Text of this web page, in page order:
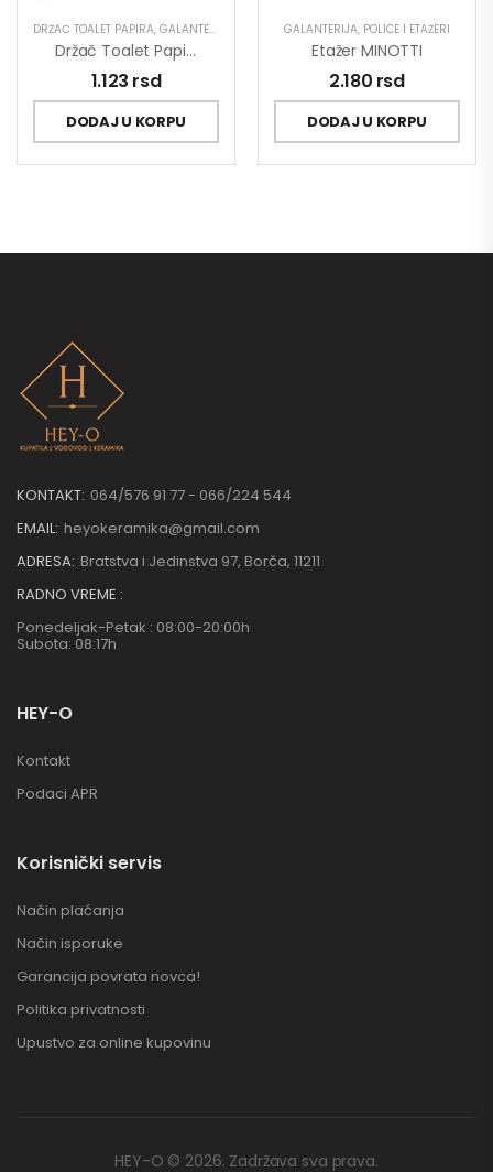
DRŽAČ TOALET PAPIRA, GALANTERIJA
Držač Toalet Papira MINOTTI DARK ELEGANCE
1.123 rsd
DODAJ U KORPU
GALANTERIJA, POLICE I ETAŽERI
Etažer MINOTTI
2.180 rsd
DODAJ U KORPU
KONTAKT: 064/576 91 77 - 066/224 544
EMAIL: heyokeramika@gmail.com
ADRESA: Bratstva i Jedinstva 97, Borča, 11211
RADNO VREME :
Ponedeljak-Petak : 08:00-20:00h
Subota: 08:17h
HEY-O
Kontakt
Podaci APR
Korisnički servis
Način plaćanja
Način isporuke
Garancija povrata novca!
Politika privatnosti
Upustvo za online kupovinu
HEY-O © 2026. Zadržava sva prava.